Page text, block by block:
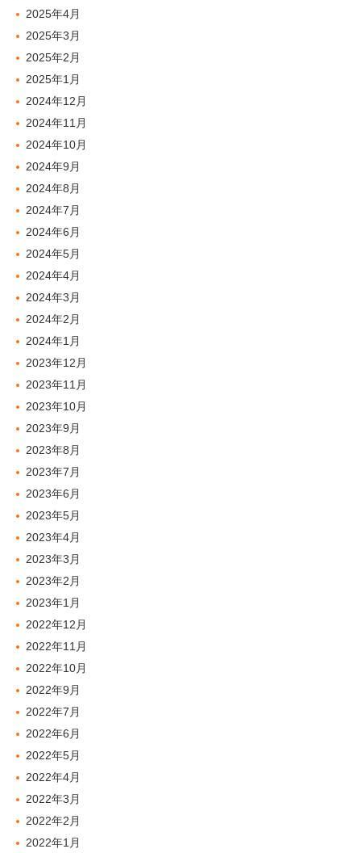
2025年4月
2025年3月
2025年2月
2025年1月
2024年12月
2024年11月
2024年10月
2024年9月
2024年8月
2024年7月
2024年6月
2024年5月
2024年4月
2024年3月
2024年2月
2024年1月
2023年12月
2023年11月
2023年10月
2023年9月
2023年8月
2023年7月
2023年6月
2023年5月
2023年4月
2023年3月
2023年2月
2023年1月
2022年12月
2022年11月
2022年10月
2022年9月
2022年7月
2022年6月
2022年5月
2022年4月
2022年3月
2022年2月
2022年1月